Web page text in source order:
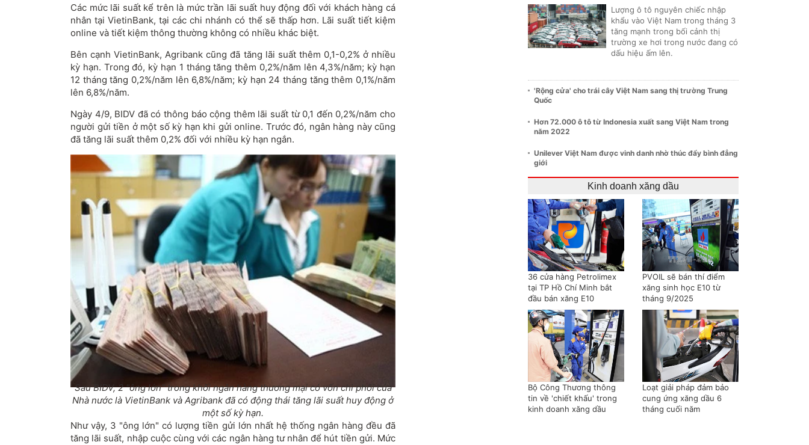
Các mức lãi suất kể trên là mức trần lãi suất huy động đối với khách hàng cá
nhân tại VietinBank, tại các chi nhánh có thể sẽ thấp hơn. Lãi suất tiết kiệm
online và tiết kiệm thông thường không có nhiều khác biệt.
Bên cạnh VietinBank, Agribank cũng đã tăng lãi suất thêm 0,1-0,2% ở nhiều
kỳ hạn. Trong đó, kỳ hạn 1 tháng tăng thêm 0,2%/năm lên 4,3%/năm; kỳ hạn
12 tháng tăng 0,2%/năm lên 6,8%/năm; kỳ hạn 24 tháng tăng thêm 0,1%/năm
lên 6,8%/năm.
Ngày 4/9, BIDV đã có thông báo cộng thêm lãi suất từ 0,1 đến 0,2%/năm cho
người gửi tiền ở một số kỳ hạn khi gửi online. Trước đó, ngân hàng này cũng
đã tăng lãi suất thêm 0,2% đối với nhiều kỳ hạn ngắn.
Sau BIDV, 2 "ông lớn" trong khối ngân hàng thương mại có vốn chi phối của
Nhà nước là VietinBank và Agribank đã có động thái tăng lãi suất huy động ở
một số kỳ hạn.
Như vậy, 3 "ông lớn" có lượng tiền gửi lớn nhất hệ thống ngân hàng đều đã
tăng lãi suất, nhập cuộc cùng với các ngân hàng tư nhân để hút tiền gửi. Mức
Lượng ô tô nguyên chiếc nhập
khẩu vào Việt Nam trong tháng 3
tăng mạnh trong bối cảnh thị
trường xe hơi trong nước đang có
dấu hiệu ấm lên.
'Rộng cửa' cho trái cây Việt Nam sang thị trường Trung
Quốc
Hơn 72.000 ô tô từ Indonesia xuất sang Việt Nam trong
năm 2022
Unilever Việt Nam được vinh danh nhờ thúc đẩy bình đẳng
giới
Kinh doanh xăng dầu
36 cửa hàng Petrolimex
tại TP Hồ Chí Minh bắt
đầu bán xăng E10
PVOIL sẽ bán thí điểm
xăng sinh học E10 từ
tháng 9/2025
Bộ Công Thương thông
tin về 'chiết khấu' trong
kinh doanh xăng dầu
Loạt giải pháp đảm bảo
cung ứng xăng dầu 6
tháng cuối năm